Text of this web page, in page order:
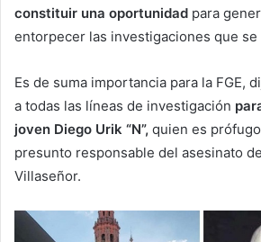
constituir una oportunidad para
entorpecer las investigaciones que se
Es de suma importancia para la FGE,
a todas las líneas de investigación
joven Diego Urik “N”, quien es
presunto responsable del asesinato
Villaseñor.